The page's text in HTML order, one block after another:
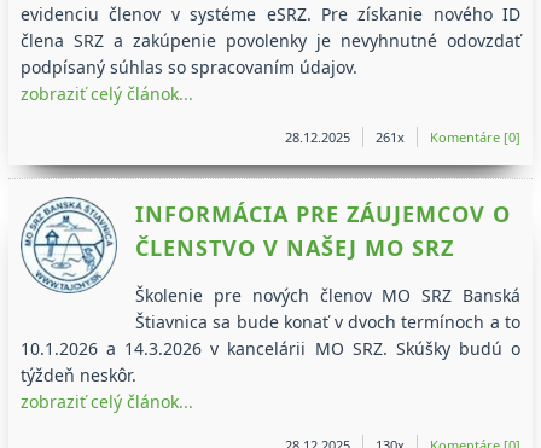
evidenciu členov v systéme eSRZ. Pre získanie nového ID
člena SRZ a zakúpenie povolenky je nevyhnutné odovzdať
podpísaný súhlas so spracovaním údajov.
zobraziť celý článok...
28.12.2025 261x Komentáre [0]
INFORMÁCIA PRE ZÁUJEMCOV O
ČLENSTVO V NAŠEJ MO SRZ
Školenie pre nových členov MO SRZ Banská
Štiavnica sa bude konať v dvoch termínoch a to
10.1.2026 a 14.3.2026 v kancelárii MO SRZ. Skúšky budú o
týždeň neskôr.
zobraziť celý článok...